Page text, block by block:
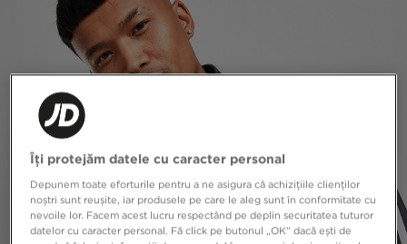
Îți protejăm datele cu caracter personal
Depunem toate eforturile pentru a ne asigura că achizițiile clienților
noștri sunt reușite, iar produsele pe care le aleg sunt în conformitate cu
nevoile lor. Facem acest lucru respectând pe deplin securitatea tuturor
datelor cu caracter personal. Fă click pe butonul „OK” dacă ești de